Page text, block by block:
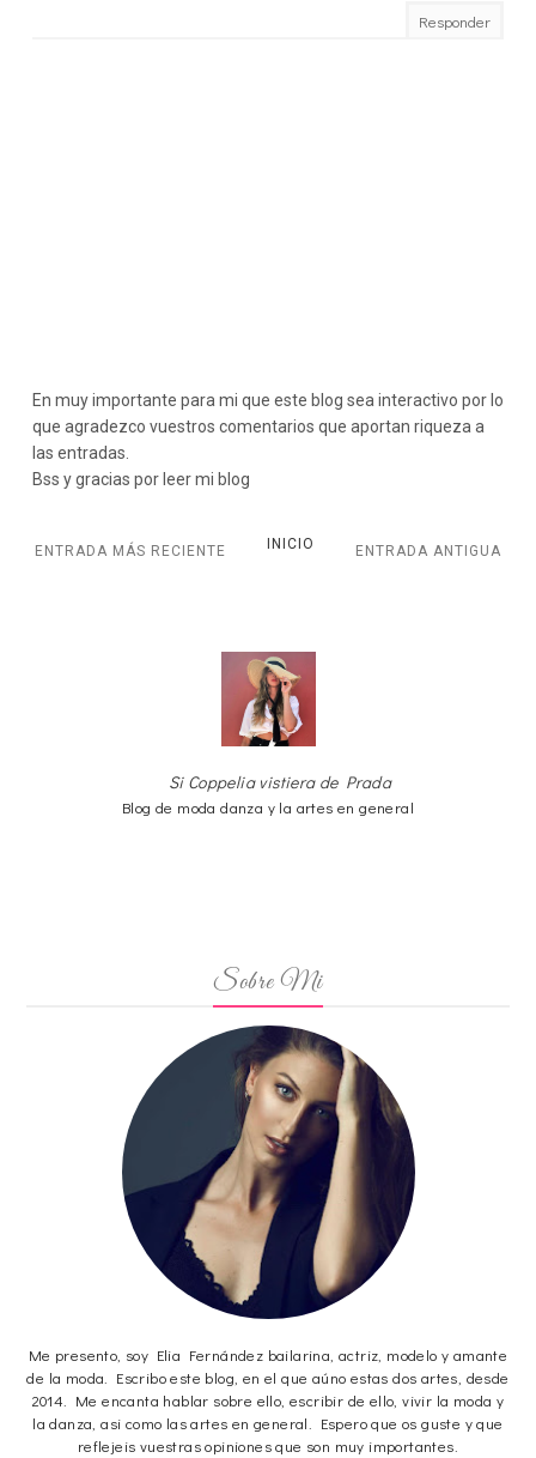
Responder
En muy importante para mi que este blog sea interactivo por lo
que agradezco vuestros comentarios que aportan riqueza a
las entradas.
Bss y gracias por leer mi blog
ENTRADA MÁS RECIENTE ENTRADA ANTIGUA
INICIO
Si Coppelia vistiera de Prada
Blog de moda danza y la artes en general
Sobre Mi
Me presento, soy Elia Fernández bailarina, actriz, modelo y amante
de la moda. Escribo este blog, en el que aúno estas dos artes, desde
2014. Me encanta hablar sobre ello, escribir de ello, vivir la moda y
la danza, asi como las artes en general. Espero que os guste y que
reflejeis vuestras opiniones que son muy importantes.